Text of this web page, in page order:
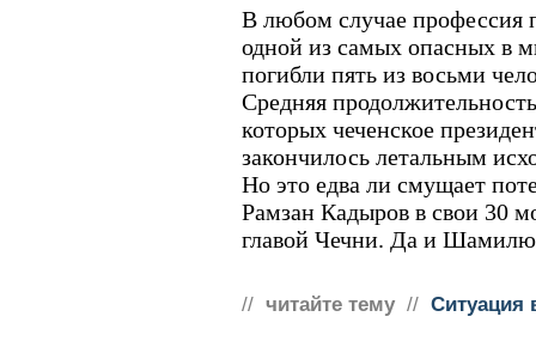
В любом случае профессия
одной из самых опасных в
погибли пять из восьми
Средняя
которых чеченское
закончилось летальным
Но это едва ли смущает
Рамзан Кадыров в свои 30
главой Чечни. Да и Шамилю
// читайте тему // Ситуация